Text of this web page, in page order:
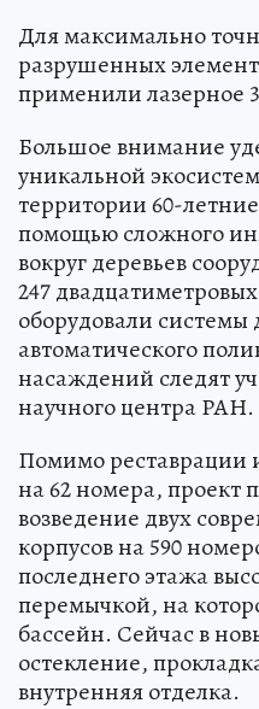
Для максимально
разрушенных
применили лазерное
Большое внимание
уникальной
территории 60-
помощью сложного
вокруг деревьев
247
оборудовали
автоматического
насаждений следят
научного центра РАН.
Помимо реставрации
на 62 номера, проект
возведение двух
корпусов на 590
последнего этажа
перемычкой, на
бассейн. Сейчас в
остекление,
внутренняя отделка.